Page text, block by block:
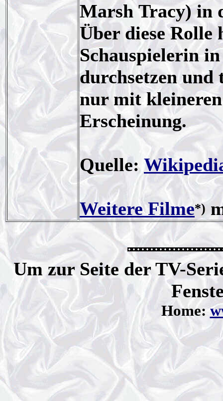
Marsh Tracy) in
Über diese Rolle
Schauspielerin
durchsetzen und
nur mit
Erscheinung.
Quelle:
Weitere Filme*)
Um zur Seite der TV-
Home: